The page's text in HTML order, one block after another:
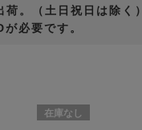
。（土日祝日は除く）
必要です。
在庫なし